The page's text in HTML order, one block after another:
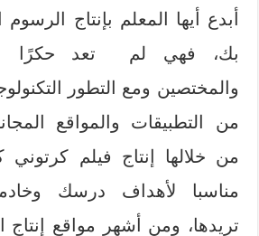
أبدع أيها المعلم بإنتاج
بك، فهي لم تعد حكرًا
والمختصين ومع التطور
من التطبيقات والمواقع
من خلالها إنتاج فيلم كرتوني
مناسبا لأهداف درسك
تريدها، ومن أشهر مواقع إنتاج